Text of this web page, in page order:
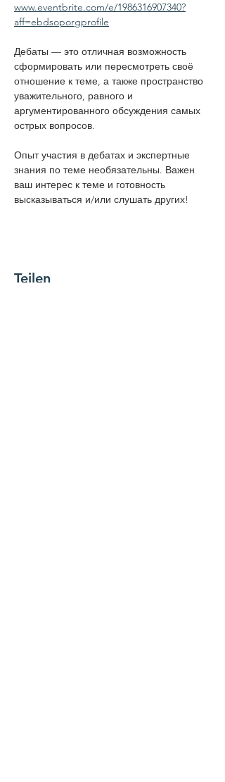
www.eventbrite.com/e/1986316907340?
aff=ebdsoporgprofile
Дебаты — это отличная возможность
сформировать или пересмотреть своё
отношение к теме, а также пространство
уважительного, равного и
аргументированного обсуждения самых
острых вопросов.
Опыт участия в дебатах и экспертные
знания по теме необязательны. Важен
ваш интерес к теме и готовность
высказываться и/или слушать других!
Teilen